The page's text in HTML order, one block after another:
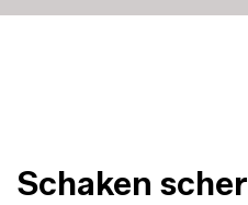
Schaken